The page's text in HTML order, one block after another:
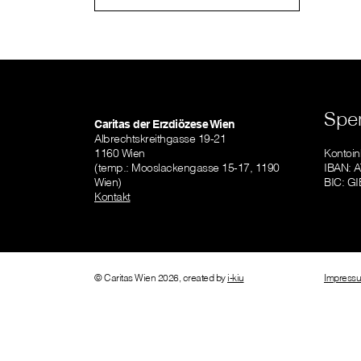
Caritas der Erzdiözese Wien
Albrechtskreithgasse 19-21
1160 Wien
(temp.: Mooslackengasse 15-17, 1190
Wien)
Kontakt
IBAN:
BIC:
© Caritas Wien 2026, created by i-kiu